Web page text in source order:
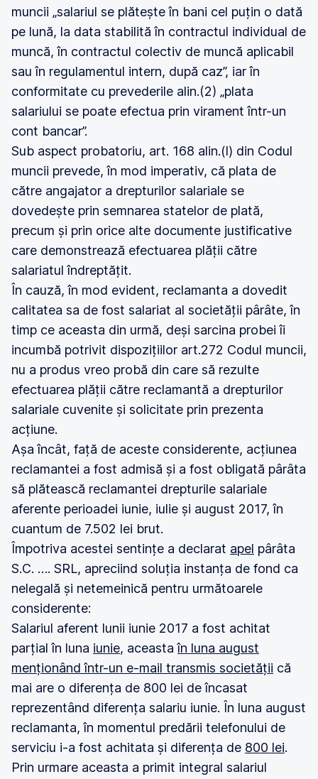
muncii „salariul se plătește în bani cel puțin o dată
pe lună, la data stabilită în contractul individual de
muncă, în contractul colectiv de muncă aplicabil
sau în regulamentul intern, după caz”, iar în
conformitate cu prevederile alin.(2) „plata
salariului se poate efectua prin virament într-un
cont bancar”.
Sub aspect probatoriu, art. 168 alin.(l) din Codul
muncii prevede, în mod imperativ, că plata de
către angajator a drepturilor salariale se
dovedește prin semnarea statelor de plată,
precum și prin orice alte documente justificative
care demonstrează efectuarea plății către
salariatul îndreptățit.
În cauză, în mod evident, reclamanta a dovedit
calitatea sa de fost salariat al societății pârâte, în
timp ce aceasta din urmă, deși sarcina probei îi
incumbă potrivit dispozițiilor art.272 Codul muncii,
nu a produs vreo probă din care să rezulte
efectuarea plății către reclamantă a drepturilor
salariale cuvenite și solicitate prin prezenta
acțiune.
Așa încât, față de aceste considerente, acțiunea
reclamantei a fost admisă și a fost obligată pârâta
să plătească reclamantei drepturile salariale
aferente perioadei iunie, iulie și august 2017, în
cuantum de 7.502 lei brut.
Împotriva acestei sentințe a declarat apel pârâta
S.C. …. SRL, apreciind soluția instanța de fond ca
nelegală și netemeinică pentru următoarele
considerente:
Salariul aferent lunii iunie 2017 a fost achitat
parțial în luna iunie, aceastaîn luna august
menționând într-un e-mail transmis societății că
mai are o diferența de 800 lei de încasat
reprezentând diferența salariu iunie. În luna august
reclamanta, în momentul predării telefonului de
serviciu i-a fost achitata și diferența de 800 lei.
Prin urmare aceasta a primit integral salariul